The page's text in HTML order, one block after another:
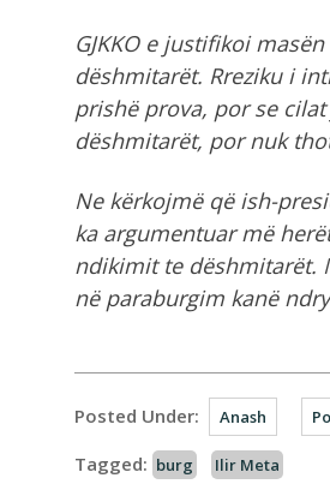
GJKKO e justifikoi
dëshmitarët. Rreziku i
prishë prova, por se
dëshmitarët, por nuk
Ne kërkojmë që ish-
ka argumentuar më
ndikimit te dëshmitarët.
në paraburgim kanë
Posted Under: Anash
Tagged: burg Ilir Meta